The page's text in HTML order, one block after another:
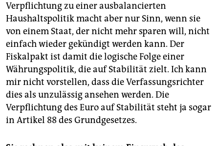
Verpflichtung zu einer ausbalancierten
Haushaltspolitik macht aber nur Sinn, wenn sie
von einem Staat, der nicht mehr sparen will, nicht
einfach wieder gekündigt werden kann. Der
Fiskalpakt ist damit die logische Folge einer
Währungspolitik, die auf Stabilität zielt. Ich kann
mir nicht vorstellen, dass die Verfassungsrichter
dies als unzulässig ansehen werden. Die
Verpflichtung des Euro auf Stabilität steht ja sogar
in Artikel 88 des Grundgesetzes.